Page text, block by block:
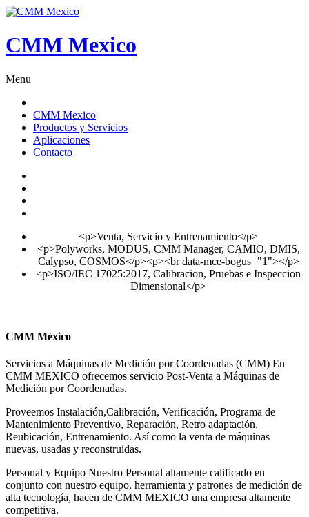
CMM Mexico
Menu
CMM Mexico
Productos y Servicios
Aplicaciones
Contacto
<p>Venta, Servicio y Entrenamiento</p>
<p>Polyworks, MODUS, CMM Manager, CAMIO, DMIS,
Calypso, COSMOS</p><p><br data-mce-bogus="1"></p>
<p>ISO/IEC 17025:2017, Calibracion, Pruebas e Inspeccion
Dimensional</p>
CMM México
Servicios a Máquinas de Medición por Coordenadas (CMM) En
CMM MEXICO ofrecemos servicio Post-Venta a Máquinas de
Medición por Coordenadas.
Proveemos Instalación,Calibración, Verificación, Programa de
Mantenimiento Preventivo, Reparación, Retro adaptación,
Reubicación, Entrenamiento. Así como la venta de máquinas
nuevas, usadas y reconstruidas.
Personal y Equipo Nuestro Personal altamente calificado en
conjunto con nuestro equipo, herramienta y patrones de medición de
alta tecnología, hacen de CMM MEXICO una empresa altamente
competitiva.